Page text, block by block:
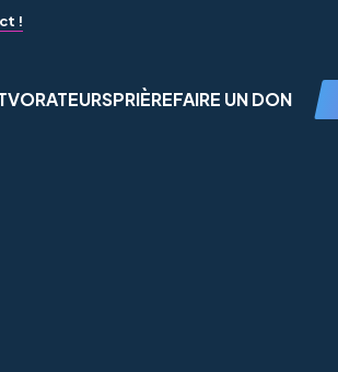
!
ORATEURSPRIÈREFAIRE UN DON